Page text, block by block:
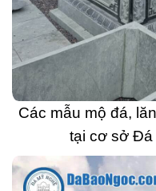
Các mẫu mộ đá,
tại cơ sở Đá